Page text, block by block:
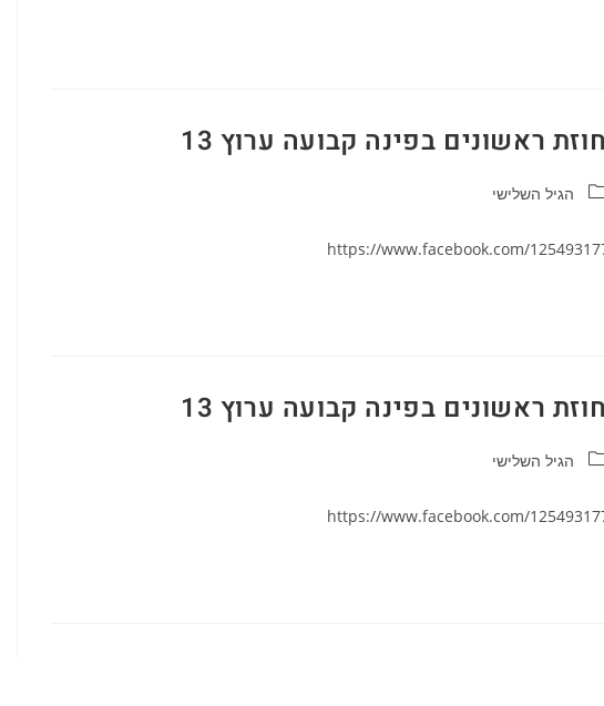
ראשונים בפינה קבועה ערוץ 13
הגיל השלישי
https://www.facebook.com/
ראשונים בפינה קבועה ערוץ 13
הגיל השלישי
https://www.facebook.com/